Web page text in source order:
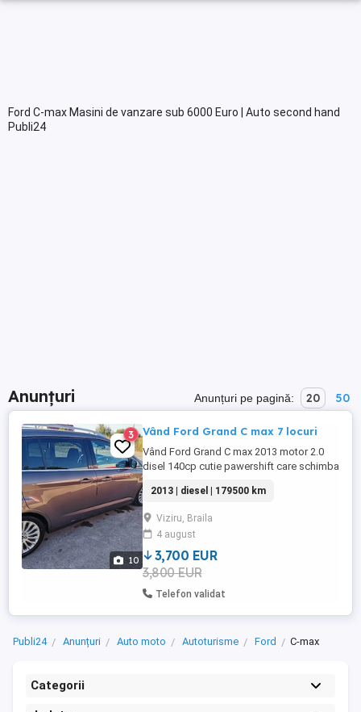
Ford C-max Masini de vanzare sub 6000 Euro | Auto second hand
Publi24
Anunțuri Anunțuri pe pagină: 20 50
10
3 Vând Ford Grand C max 7 locuri
Vând Ford Grand C max 2013 motor 2.0
disel 140cp cutie pawershift care schimba
amintesc mai importante parbriz
defrigerat, pornire la buton, senzori de
lumina și de ploaie, Senzor unghii mort,
portbagaj electric, 7 locuri, km reali în
creștere, etc. Are baterie nou ...
2013 | diesel | 179500 km
Viziru, Braila
4 august
3,700 EUR
3,800 EUR
Telefon validat
Publi24 Anunțuri Auto moto Autoturisme Ford C-max
Categorii